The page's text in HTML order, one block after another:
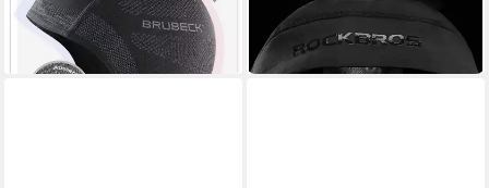
Sturmhaube
UVP24,99 €
-18%
in 5-6 Werktagen bei dir